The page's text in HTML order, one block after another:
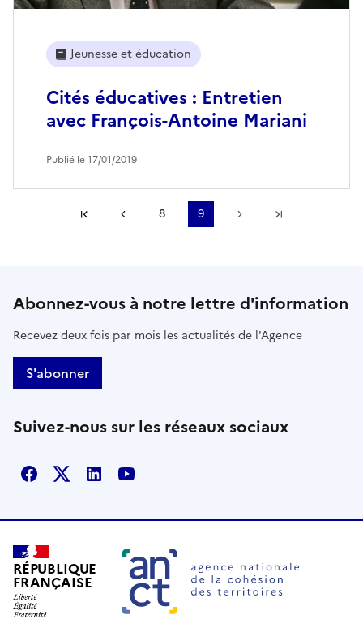
Cités éducatives : Entretien
avec François-Antoine Mariani
Jeunesse et éducation
Publié le 17/01/2019
Première pagePage précédente
8 9 Page suivante
Abonnez-vous à notre lettre d'information
Recevez deux fois par mois les actualités de l'Agence
S'abonner
Suivez-nous sur les réseaux sociaux
Facebook
X LinkedinYoutube
RÉPUBLIQUE
FRANÇAISE